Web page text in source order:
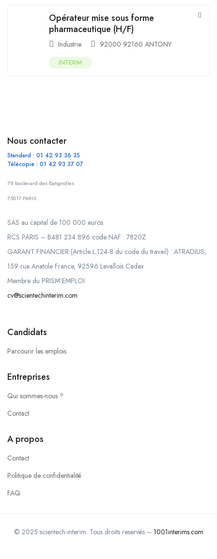
Opérateur mise sous forme
pharmaceutique (H/F)
Industrie 92000 92160 ANTONY
INTERIM
Nous contacter
Standard : 01 42 93 36 35
Télécopie : 01 42 93 37 07
78 boulevard des Batignolles
75017 PARIS
SAS au capital de 100 000 euros
RCS PARIS – B481 234 896 code NAF : 7820Z
GARANT FINANCIER (Article L.124-8 du code du travail) : ATRADIUS,
159 rue Anatole France, 92596 Levallois Cedex
Membre du PRISM’EMPLOI
cv@scientechinterim.com
Candidats
Parcourir les emplois
Entreprises
Qui sommes-nous ?
Contact
A propos
Contact
Politique de confidentialité
FAQ
© 2025 scientech-interim. Tous droits reservés – 1001interims.com